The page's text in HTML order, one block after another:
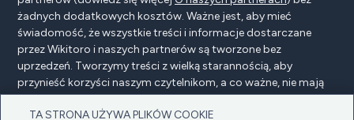
TA STRONA UŻYWA PLIKÓW COOKIE
żadnych dodatkowych kosztów. Ważne jest, aby mieć
świadomość, że wszystkie treści i informacje dostarczane
przez Wikitoro i naszych partnerów są tworzone bez
uprzedzeń. Tworzymy treści z wielką starannością, aby
przynieść korzyści naszym czytelnikom, a co ważne, nie mają
na nie wpływu żadne umowy o wynagrodzenie z naszymi
partnerami.